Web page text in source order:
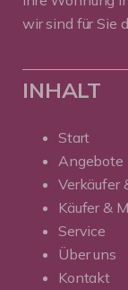
wir sind für Sie
INHALT
Start
Angebote
Verkäufer
Käufer &
Service
Über uns
Kontakt